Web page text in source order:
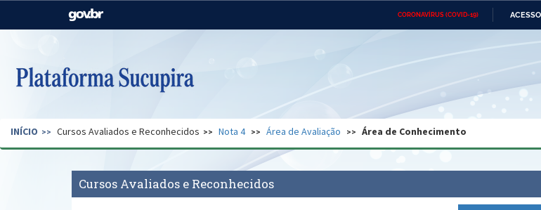
CORONAVÍRUS (COVID-19)
Casa Civil Ministério das
Pecuária e Abastecimento
Ministério do Desenvolvimento
Regional
Secretaria de Governo Gabinete de Segurança Advocacia-Geral da União Banco Central do
INÍCIO Cursos Avaliados e Reconhecidos Nota 4 Área de Avaliação Área de Conhecimento
Cursos Avaliados e Reconhecidos